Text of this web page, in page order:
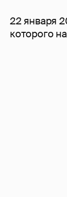
22 января
которого